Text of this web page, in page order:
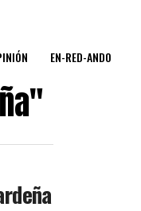
EN-RED-ANDO